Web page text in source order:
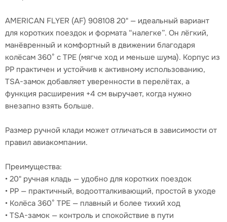
AMERICAN FLYER (AF) 908108 20" — идеальный вариант
для коротких поездок и формата “налегке”. Он лёгкий,
манёвренный и комфортный в движении благодаря
колёсам 360° с TPE (мягче ход и меньше шума). Корпус из
PP практичен и устойчив к активному использованию,
TSA-замок добавляет уверенности в перелётах, а
функция расширения +4 см выручает, когда нужно
внезапно взять больше.
Размер ручной клади может отличаться в зависимости от
правил авиакомпании.
Преимущества:
• 20" ручная кладь — удобно для коротких поездок
• PP — практичный, водоотталкивающий, простой в уходе
• Колёса 360° TPE — плавный и более тихий ход
• TSA-замок — контроль и спокойствие в пути